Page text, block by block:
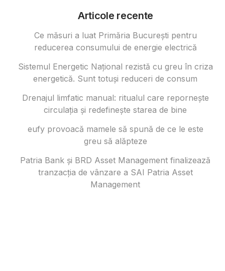
Articole recente
Ce măsuri a luat Primăria București pentru
reducerea consumului de energie electrică
Sistemul Energetic Național rezistă cu greu în criza
energetică. Sunt totuși reduceri de consum
Drenajul limfatic manual: ritualul care repornește
circulația și redefinește starea de bine
eufy provoacă mamele să spună de ce le este
greu să alăpteze
Patria Bank și BRD Asset Management finalizează
tranzacția de vânzare a SAI Patria Asset
Management